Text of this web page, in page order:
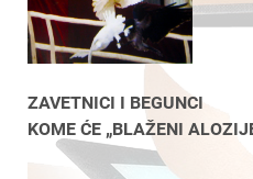
ZAVETNICI I BEGUNCI
KOME ĆE „BLAŽENI